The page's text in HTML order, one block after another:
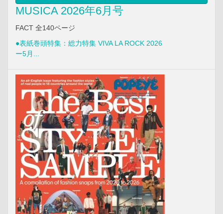
MUSICA 2026年6月号
FACT 全140ページ
●表紙巻頭特集：総力特集 VIVA LA ROCK 2026
ー5月...